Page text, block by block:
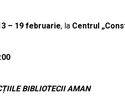
– 19 februarie, la Centrul
BIBLIOTECII AMAN